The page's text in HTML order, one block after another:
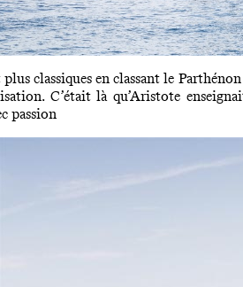
classiques en classant le
C’était là qu’Aristote
passion